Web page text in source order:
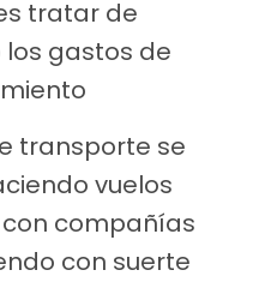
tratar de
gastos de
transporte se
vuelos
compañías
con suerte